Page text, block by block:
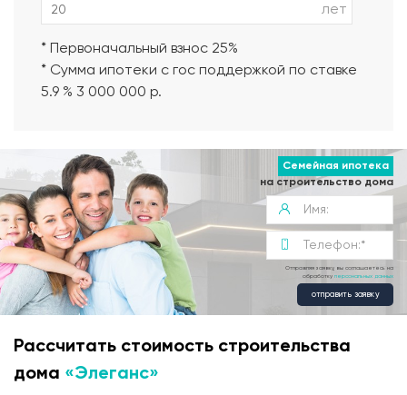
лет
* Первоначальный взнос 25%
* Сумма ипотеки с гос поддержкой по ставке
5.9 % 3 000 000 р.
Семейная ипотека
на строительство дома
Отправляя заявку, вы соглашаетесь на
обработку персональных данных
отправить заявку
Рассчитать стоимость строительства
дома «Элеганс»